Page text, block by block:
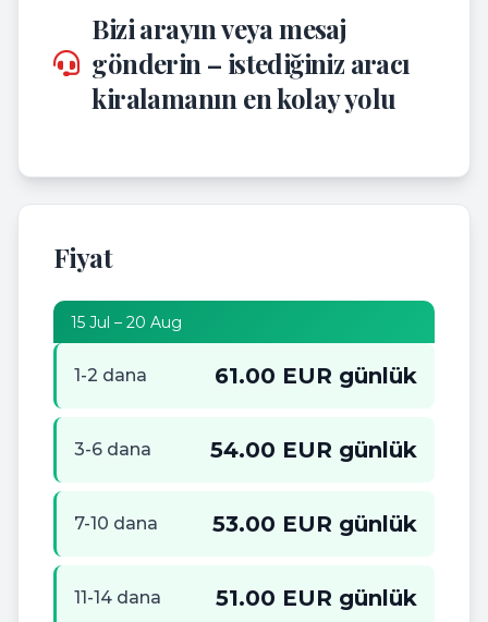
Bizi arayın veya mesaj
gönderin – istediğiniz aracı
kiralamanın en kolay yolu
Fiyat
15 Jul – 20 Aug
1-2 dana 61.00 EUR günlük
3-6 dana 54.00 EUR günlük
7-10 dana 53.00 EUR günlük
11-14 dana 51.00 EUR günlük